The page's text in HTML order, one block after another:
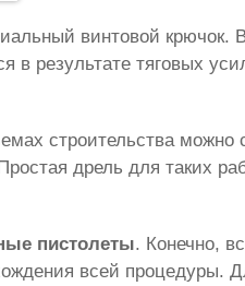
винтовой крючок.
результате тяговых
строительства
дрель для таких
пистолеты. Конечно,
всей процедуры.